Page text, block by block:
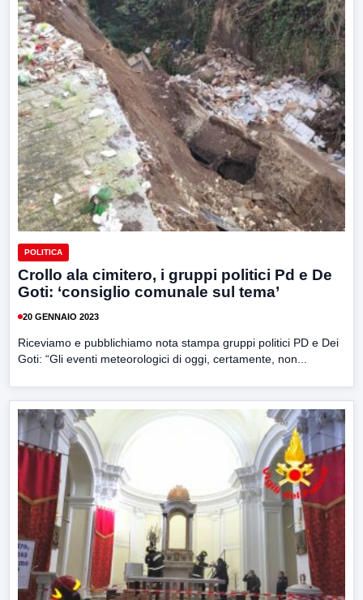
POLITICA
Crollo ala cimitero, i gruppi politici Pd e De
Goti: ‘consiglio comunale sul tema’
20 GENNAIO 2023
Riceviamo e pubblichiamo nota stampa gruppi politici PD e Dei
Goti: “Gli eventi meteorologici di oggi, certamente, non...